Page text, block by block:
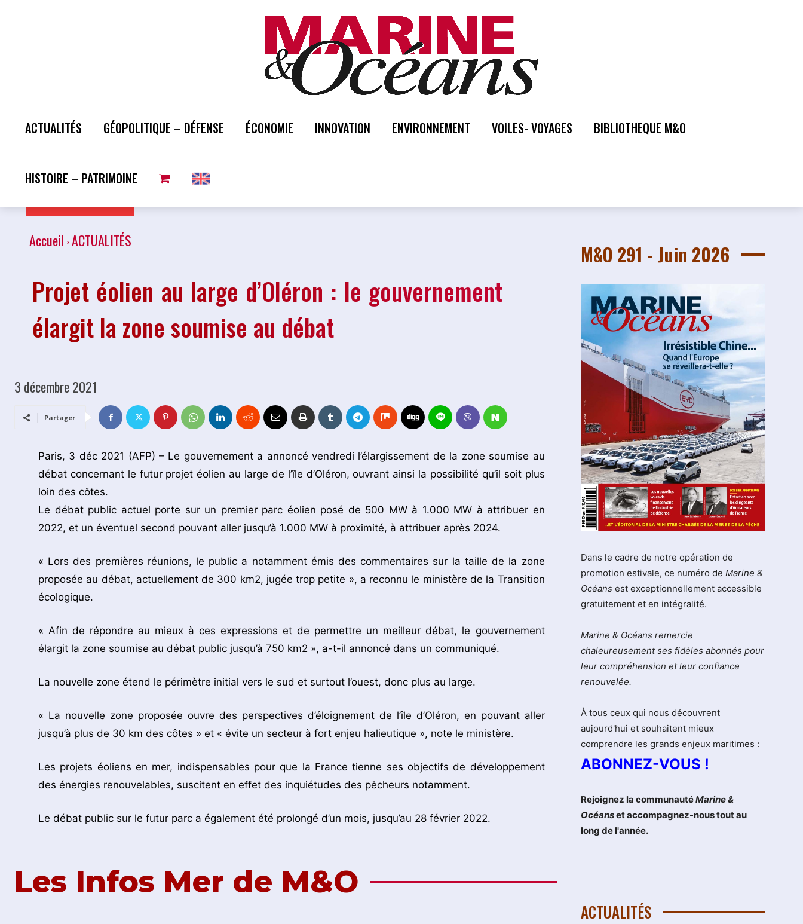
ACTUALITÉS GÉOPOLITIQUE – DÉFENSE ÉCONOMIE INNOVATION ENVIRONNEMENT VOILES- VOYAGES BIBLIOTHEQUE M&O
HISTOIRE – PATRIMOINE
Accueil ACTUALITÉS
Projet éolien au large d’Oléron : le gouvernement
élargit la zone soumise au débat
3 décembre 2021
Partager
Paris, 3 déc 2021 (AFP) – Le gouvernement a annoncé vendredi l’élargissement de la zone soumise au
débat concernant le futur projet éolien au large de l’île d’Oléron, ouvrant ainsi la possibilité qu’il soit plus
loin des côtes.
Le débat public actuel porte sur un premier parc éolien posé de 500 MW à 1.000 MW à attribuer en
2022, et un éventuel second pouvant aller jusqu’à 1.000 MW à proximité, à attribuer après 2024.
« Lors des premières réunions, le public a notamment émis des commentaires sur la taille de la zone
proposée au débat, actuellement de 300 km2, jugée trop petite », a reconnu le ministère de la Transition
écologique.
« Afin de répondre au mieux à ces expressions et de permettre un meilleur débat, le gouvernement
élargit la zone soumise au débat public jusqu’à 750 km2 », a-t-il annoncé dans un communiqué.
La nouvelle zone étend le périmètre initial vers le sud et surtout l’ouest, donc plus au large.
« La nouvelle zone proposée ouvre des perspectives d’éloignement de l’île d’Oléron, en pouvant aller
jusqu’à plus de 30 km des côtes » et « évite un secteur à fort enjeu halieutique », note le ministère.
Les projets éoliens en mer, indispensables pour que la France tienne ses objectifs de développement
des énergies renouvelables, suscitent en effet des inquiétudes des pêcheurs notamment.
Le débat public sur le futur parc a également été prolongé d’un mois, jusqu’au 28 février 2022.
Les Infos Mer de M&O
M&O 291 - Juin 2026
Dans le cadre de notre opération de
promotion estivale, ce numéro de Marine &
Océans est exceptionnellement accessible
gratuitement et en intégralité.
Marine & Océans remercie
chaleureusement ses fidèles abonnés pour
leur compréhension et leur confiance
renouvelée.
À tous ceux qui nous découvrent
aujourd'hui et souhaitent mieux
comprendre les grands enjeux maritimes :
ABONNEZ-VOUS !
Rejoignez la communautéMarine &
Océanset accompagnez-nous tout au
long de l'année.
ACTUALITÉS